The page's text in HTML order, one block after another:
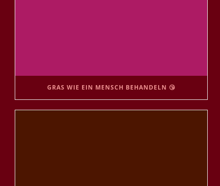
GRAS WIE EIN MENSCH BEHANDELN 😘